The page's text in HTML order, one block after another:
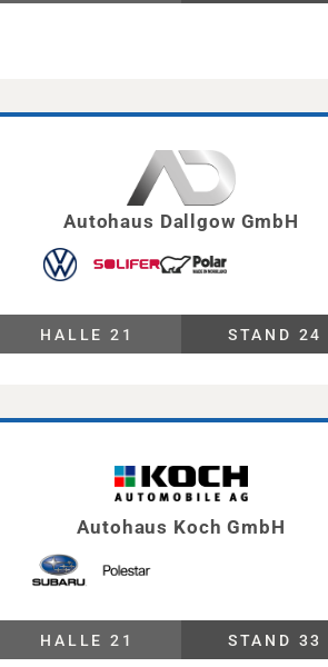
Autohaus Dallgow GmbH
HALLE 21 STAND 24
Autohaus Koch GmbH
HALLE 21 STAND 33